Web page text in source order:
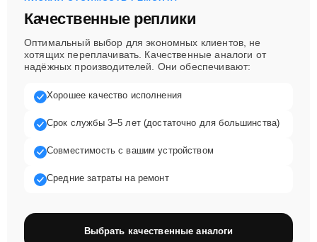
Качественные реплики
Оптимальный выбор для экономных клиентов, не
хотящих переплачивать. Качественные аналоги от
надёжных производителей. Они обеспечивают:
Хорошее качество исполнения
Срок службы 3–5 лет (достаточно для большинства)
Совместимость с вашим устройством
Средние затраты на ремонт
Выбрать качественные аналоги